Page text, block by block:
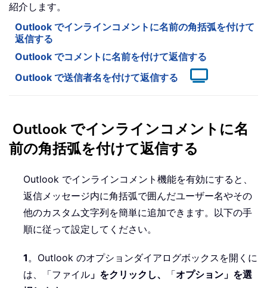
紹介します。
Outlook でインラインコメントに名前の角括弧を付けて
返信する
Outlook でコメントに名前を付けて返信する
Outlook で送信者名を付けて返信する
Outlook でインラインコメントに名
前の角括弧を付けて返信する
Outlook でインラインコメント機能を有効にすると、
返信メッセージ内に角括弧で囲んだユーザー名やその
他のカスタム文字列を簡単に追加できます。以下の手
順に従って設定してください。
1。Outlook のオプションダイアログボックスを開くに
は、「ファイル 」をクリックし、 「オプション」を選